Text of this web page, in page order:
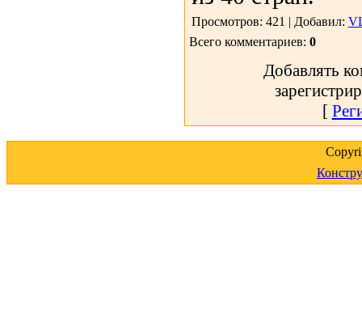
Просмотров: 421 | Добавил:
Всего комментариев: 0
Добавлять
[